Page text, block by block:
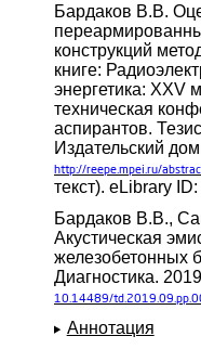
Бардаков В.В.
конструкций
книге:
энергетика: XXV
техническая
аспирантов.
Издательский
http://reepe.mpei.ru/
текст). eLibrary
Бардаков В.В.,
Акустическая
железобетонных
Диагностика.
10.14489/
Аннотация